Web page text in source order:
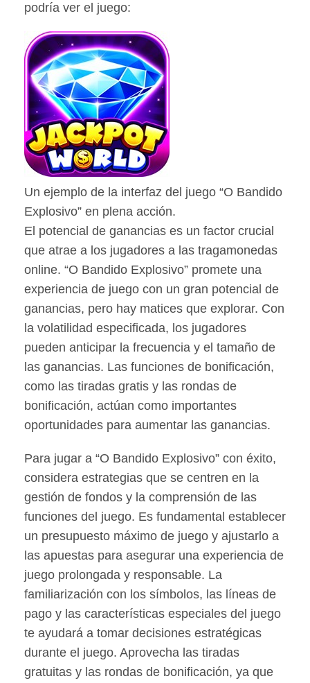
podría ver el juego:
Un ejemplo de la interfaz del juego “O Bandido
Explosivo” en plena acción.
El potencial de ganancias es un factor crucial
que atrae a los jugadores a las tragamonedas
online. “O Bandido Explosivo” promete una
experiencia de juego con un gran potencial de
ganancias, pero hay matices que explorar. Con
la volatilidad especificada, los jugadores
pueden anticipar la frecuencia y el tamaño de
las ganancias. Las funciones de bonificación,
como las tiradas gratis y las rondas de
bonificación, actúan como importantes
oportunidades para aumentar las ganancias.
Para jugar a “O Bandido Explosivo” con éxito,
considera estrategias que se centren en la
gestión de fondos y la comprensión de las
funciones del juego. Es fundamental establecer
un presupuesto máximo de juego y ajustarlo a
las apuestas para asegurar una experiencia de
juego prolongada y responsable. La
familiarización con los símbolos, las líneas de
pago y las características especiales del juego
te ayudará a tomar decisiones estratégicas
durante el juego. Aprovecha las tiradas
gratuitas y las rondas de bonificación, ya que